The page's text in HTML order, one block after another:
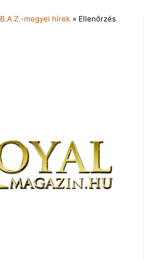
B.A.Z.-megyei hírek » Ellenőrzés